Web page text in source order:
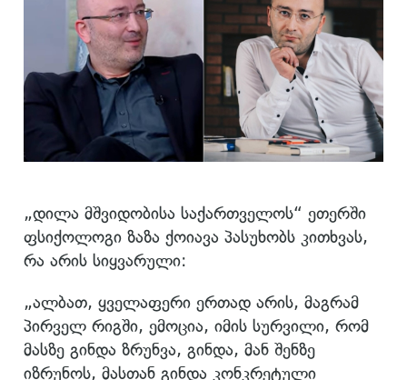
„დილა მშვიდობისა საქართველოს“ ეთერში
ფსიქოლოგი ზაზა ქოიავა პასუხობს კითხვას,
რა არის სიყვარული:
„ალბათ, ყველაფერი ერთად არის, მაგრამ
პირველ რიგში, ემოცია, იმის სურვილი, რომ
მასზე გინდა ზრუნვა, გინდა, მან შენზე
იზრუნოს, მასთან გინდა კონკრეტული